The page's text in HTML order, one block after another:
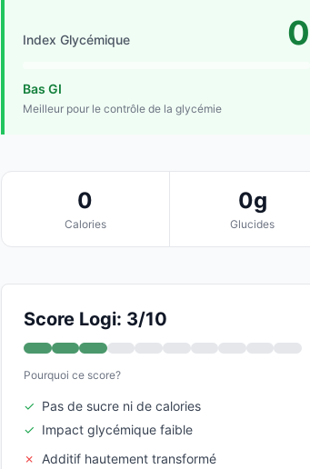
Index Glycémique 0
Bas GI
Meilleur pour le contrôle de la glycémie
0
Calories
0g
Glucides
Score Logi: 3/10
Pourquoi ce score?
✓ Pas de sucre ni de calories
✓ Impact glycémique faible
✗
Additif hautement transformé